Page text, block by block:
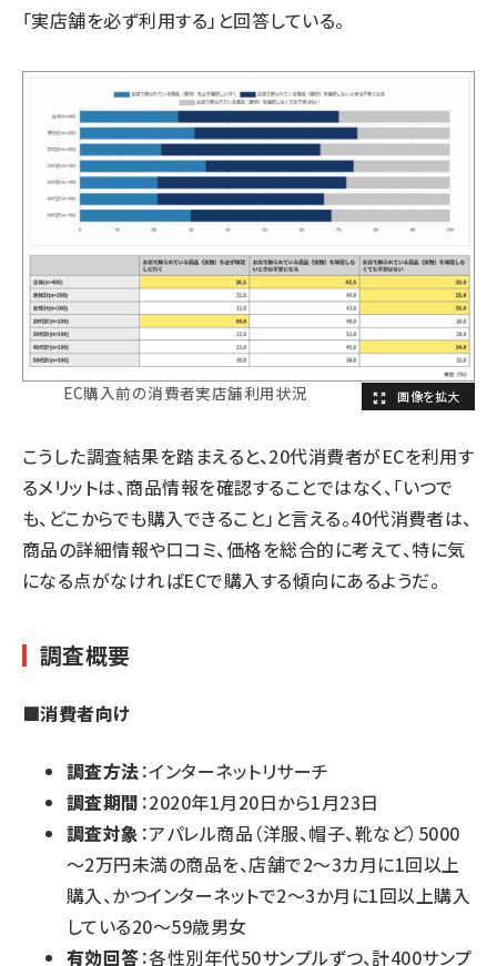
「実店舗を必ず利用する」と回答している。
EC購入前の消費者実店舗利用状況
こうした調査結果を踏まえると、20代消費者がECを利用す
るメリットは、商品情報を確認することではなく、「いつで
も、どこからでも購入できること」と言える。40代消費者は、
商品の詳細情報や口コミ、価格を総合的に考えて、特に気
になる点がなければECで購入する傾向にあるようだ。
調査概要
■消費者向け
調査方法：インターネットリサーチ
調査期間 ：2020年1月20日から1月23日
調査対象 ：アパレル商品（洋服、帽子、靴など）5000
～2万円未満の商品を、店舗で2～3カ月に1回以上
購入、かつインターネットで2～3か月に1回以上購入
している20～59歳男女
有効回答：各性別年代50サンプルずつ、計400サンプ